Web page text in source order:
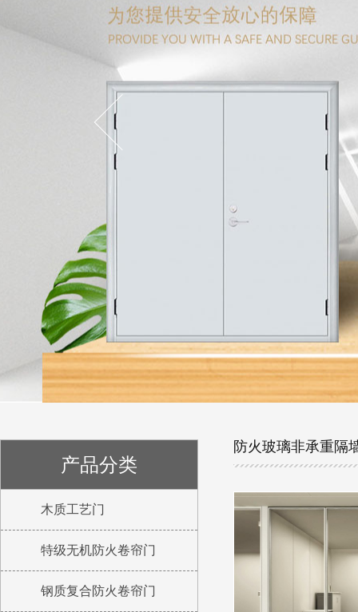
产品分类
木质工艺门
特级无机防火卷帘门
钢质复合防火卷帘门
防火玻璃非承重隔